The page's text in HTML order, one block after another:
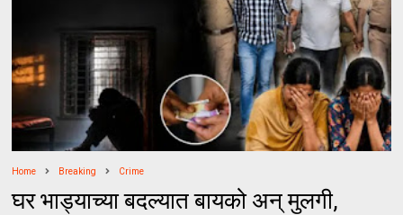
Home Breaking Crime
घर भाड्याच्या बदल्यात बायको अन् मुलगी,